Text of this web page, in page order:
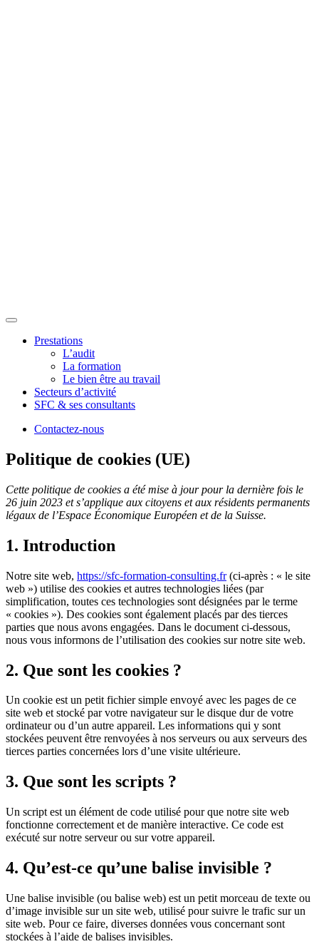
Prestations
L’audit
La formation
Le bien être au travail
Secteurs d’activité
SFC & ses consultants
Contactez-nous
Politique de cookies (UE)
Cette politique de cookies a été mise à jour pour la dernière fois le
26 juin 2023 et s’applique aux citoyens et aux résidents permanents
légaux de l’Espace Économique Européen et de la Suisse.
1. Introduction
Notre site web, https://sfc-formation-consulting.fr(ci-après : « le site
web ») utilise des cookies et autres technologies liées (par
simplification, toutes ces technologies sont désignées par le terme
« cookies »). Des cookies sont également placés par des tierces
parties que nous avons engagées. Dans le document ci-dessous,
nous vous informons de l’utilisation des cookies sur notre site web.
2. Que sont les cookies ?
Un cookie est un petit fichier simple envoyé avec les pages de ce
site web et stocké par votre navigateur sur le disque dur de votre
ordinateur ou d’un autre appareil. Les informations qui y sont
stockées peuvent être renvoyées à nos serveurs ou aux serveurs des
tierces parties concernées lors d’une visite ultérieure.
3. Que sont les scripts ?
Un script est un élément de code utilisé pour que notre site web
fonctionne correctement et de manière interactive. Ce code est
exécuté sur notre serveur ou sur votre appareil.
4. Qu’est-ce qu’une balise invisible ?
Une balise invisible (ou balise web) est un petit morceau de texte ou
d’image invisible sur un site web, utilisé pour suivre le trafic sur un
site web. Pour ce faire, diverses données vous concernant sont
stockées à l’aide de balises invisibles.